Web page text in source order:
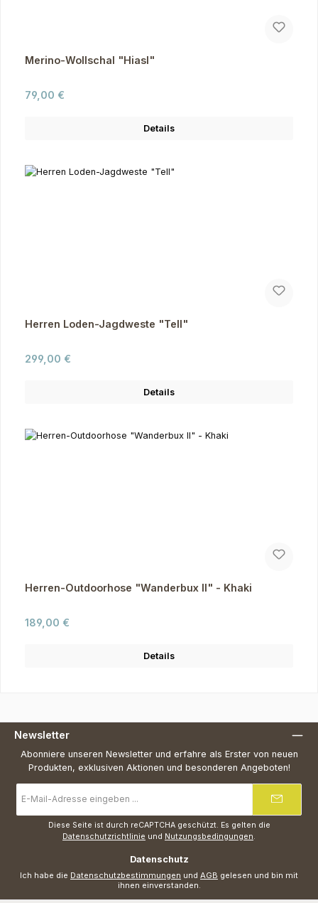
Merino-Wollschal "Hiasl"
Regulärer Preis:
79,00 €
Details
Herren Loden-Jagdweste "Tell"
Regulärer Preis:
299,00 €
Details
Herren-Outdoorhose "Wanderbux II" - Khaki
Regulärer Preis:
189,00 €
Details
Newsletter
Abonniere unseren Newsletter und erfahre als Erster von neuen
Produkten, exklusiven Aktionen und besonderen Angeboten!
Mail-
Adresse
Diese Seite ist durch reCAPTCHA geschützt. Es gelten die
Datenschutzrichtlinie und Nutzungsbedingungen.
Datenschutz
Ich habe die Datenschutzbestimmungen und AGB gelesen und bin mit
ihnen einverstanden.